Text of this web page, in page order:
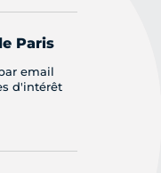
Paris
email
d'intérêt